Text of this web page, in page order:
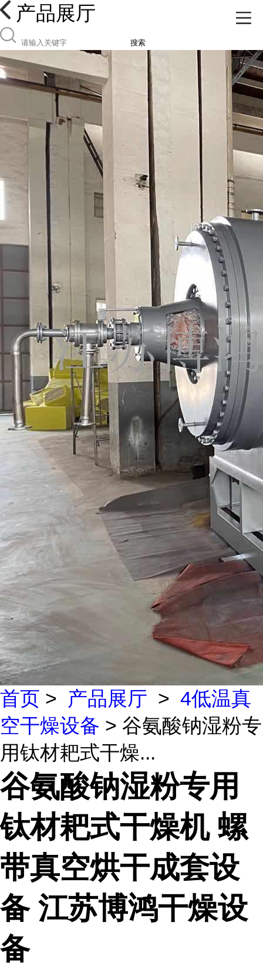
产品展厅
搜索
首页 > 产品展厅 > 4低温真
空干燥设备 > 谷氨酸钠湿粉专
用钛材耙式干燥...
谷氨酸钠湿粉专用
钛材耙式干燥机 螺
带真空烘干成套设
备 江苏博鸿干燥设
备